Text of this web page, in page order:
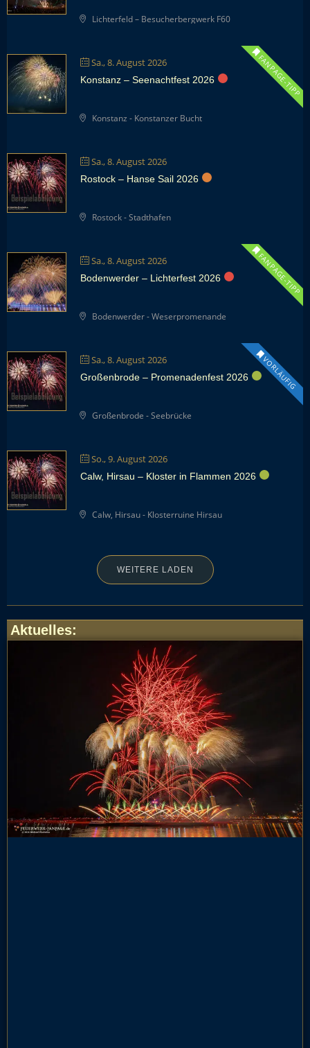
Lichterfeld – Besucherbergwerk F60
Sa., 8. August 2026 FANPAGE-TIPP
Konstanz – Seenachtfest 2026
Konstanz - Konstanzer Bucht
Sa., 8. August 2026
Rostock – Hanse Sail 2026
Rostock - Stadthafen
Sa., 8. August 2026 FANPAGE-TIPP
Bodenwerder – Lichterfest 2026
Bodenwerder - Weserpromenande
Sa., 8. August 2026 VORLÄUFIG
Großenbrode – Promenadenfest 2026
Großenbrode - Seebrücke
So., 9. August 2026
Calw, Hirsau – Kloster in Flammen 2026
Calw, Hirsau - Klosterruine Hirsau
WEITERE LADEN
Aktuelles: